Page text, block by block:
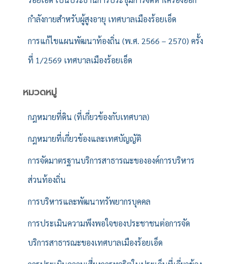
กำลังกายสำหรับผู้สูงอายุ เทศบาลเมืองร้อยเอ็ด
การแก้ไขแผนพัฒนาท้องถิ่น (พ.ศ. 2566 – 2570) ครั้ง
ที่ 1/2569 เทศบาลเมืองร้อยเอ็ด
หมวดหมู่
กฎหมายที่ดิน (ที่เกี่ยวข้องกับเทศบาล)
กฎหมายที่เกี่ยวข้องและเทศบัญญัติ
การจัดมาตรฐานบริการสาธารณะขององค์การบริหาร
ส่วนท้องถิ่น
การบริหารและพัฒนาทรัพยากรบุคคล
การประเมินความพึงพอใจของประชาชนต่อการจัด
บริการสาธารณะของเทศบาลเมืองร้อยเอ็ด